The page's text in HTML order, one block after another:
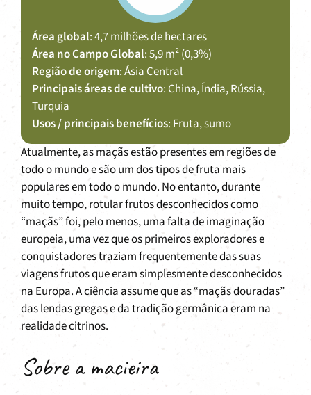
Área global: 4,7 milhões de hectares
Área no Campo Global: 5,9 m² (0,3%)
Região de origem: Ásia Central
Principais áreas de cultivo: China, Índia, Rússia,
Turquia
Usos / principais benefícios: Fruta, sumo
Atualmente, as maçãs estão presentes em regiões de
todo o mundo e são um dos tipos de fruta mais
populares em todo o mundo. No entanto, durante
muito tempo, rotular frutos desconhecidos como
“maçãs” foi, pelo menos, uma falta de imaginação
europeia, uma vez que os primeiros exploradores e
conquistadores traziam frequentemente das suas
viagens frutos que eram simplesmente desconhecidos
na Europa. A ciência assume que as “maçãs douradas”
das lendas gregas e da tradição germânica eram na
realidade citrinos.
Sobre a macieira